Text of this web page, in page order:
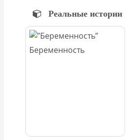
Реальные истории
Беременность